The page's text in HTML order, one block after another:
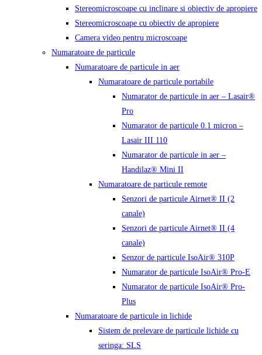
Stereomicroscoape cu inclinare si obiectiv de apropiere
Stereomicroscoape cu obiectiv de apropiere
Camera video pentru microscoape
Numaratoare de particule
Numaratoare de particule in aer
Numaratoare de particule portabile
Numarator de particule in aer – Lasair®
Pro
Numarator de particule 0.1 micron –
Lasair III 110
Numarator de particule in aer –
Handilaz® Mini II
Numaratoare de particule remote
Senzori de particule Airnet® II (2
canale)
Senzori de particule Airnet® II (4
canale)
Senzor de particule IsoAir® 310P
Numarator de particule IsoAir® Pro-E
Numarator de particule IsoAir® Pro-
Plus
Numaratoare de particule in lichide
Sistem de prelevare de particule lichide cu
seringa: SLS